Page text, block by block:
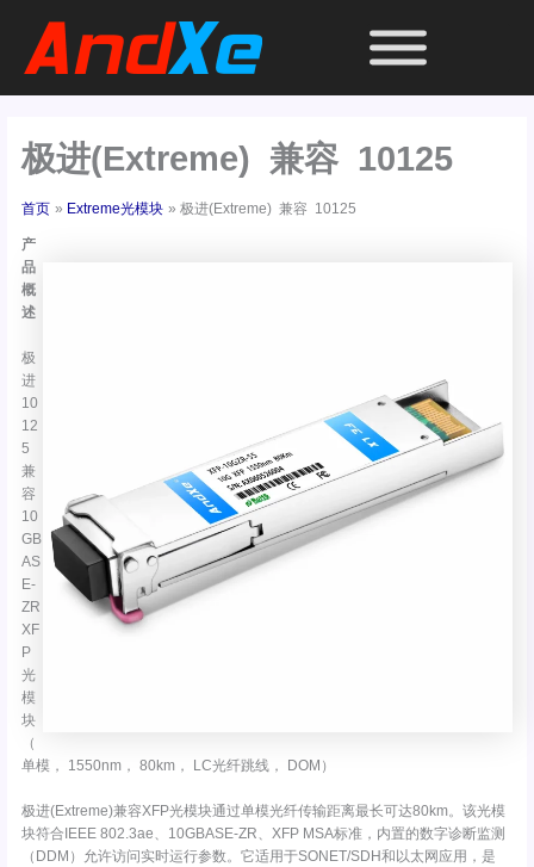
极进(Extreme) 兼容 10125
首页 Extreme光模块 极进(Extreme) 兼容 10125
产
品
概
述
极
进
10
12
5
兼
容
10
GB
AS
E-
ZR
XF
P
光
模
块
（
单模， 1550nm， 80km， LC光纤跳线， DOM）
极进(Extreme)兼容XFP光模块通过单模光纤传输距离最长可达80km。该光模
块符合IEEE 802.3ae、10GBASE-ZR、XFP MSA标准，内置的数字诊断监测
（DDM）允许访问实时运行参数。它适用于SONET/SDH和以太网应用，是